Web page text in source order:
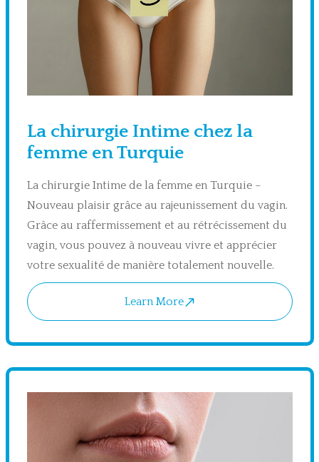
La chirurgie Intime chez la
femme en Turquie
La chirurgie Intime de la femme en Turquie –
Nouveau plaisir grâce au rajeunissement du vagin.
Grâce au raffermissement et au rétrécissement du
vagin, vous pouvez à nouveau vivre et apprécier
votre sexualité de manière totalement nouvelle.
Learn More